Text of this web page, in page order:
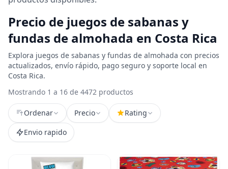
Precio de juegos de sabanas y
fundas de almohada en Costa Rica
Explora juegos de sabanas y fundas de almohada con precios
actualizados, envío rápido, pago seguro y soporte local en
Costa Rica.
Mostrando 1 a 16 de 4472 productos
Ordenar Precio
Rating
Envio rapido